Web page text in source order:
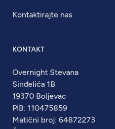
Kontaktirajte nas
KONTAKT
Overnight Stevana
Sinđelića 1B
19370 Boljevac
PIB: 110475859
Matični broj: 64872273